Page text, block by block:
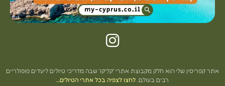
קפריסין שלי הוא חלק מקבוצת אתרי 'קליקו' שבה מדריכי טיולים ליעדים פופולריים
רבים בעולם.לחצו לצפיה בכל אתרי הטיולים…